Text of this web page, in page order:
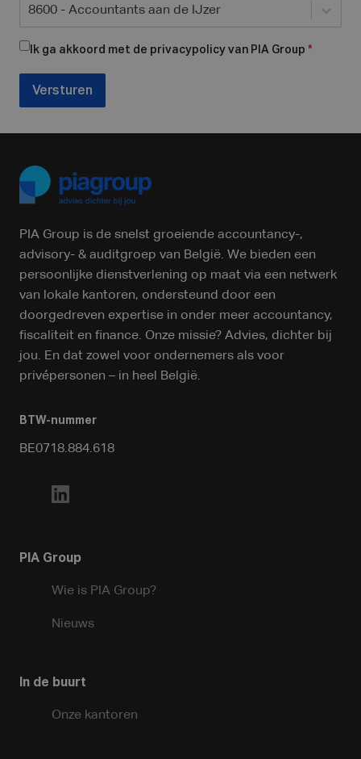
8600 - Accountants aan de IJzer
Ik ga akkoord met de privacypolicy van PIA Group *
Versturen
PIA Group is de snelst groeiende accountancy-,
advisory- & auditgroep van België. We bieden een
persoonlijke dienstverlening op maat via een netwerk
van lokale kantoren, ondersteund door een
doorgedreven expertise in onder meer accountancy,
fiscaliteit en finance. Onze missie? Advies, dichter bij
jou. En dat zowel voor ondernemers als voor
privépersonen – in heel België.
BTW-nummer
BE0718.884.618
PIA Group
Wie is PIA Group?
Nieuws
In de buurt
Onze kantoren